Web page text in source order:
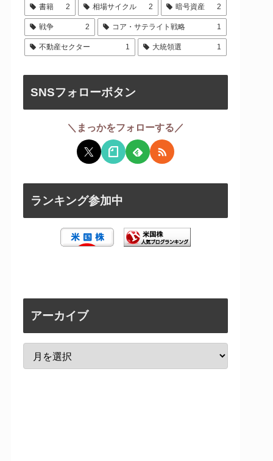
書籍 2 相場サイクル 2 暗号資産 2
戦争 2 コア・サテライト戦略 1
不動産セクター 1 大統領選 1
SNSフォローボタン
＼まっかをフォローする／
ランキング参加中
アーカイブ